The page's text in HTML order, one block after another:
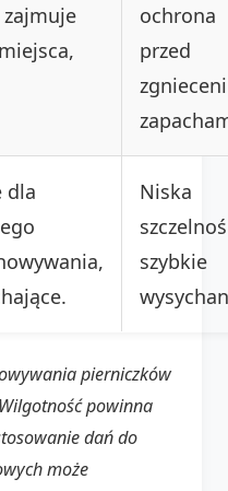
zajmuje
ochrona
przed
dla
Niska
szybkie
pierniczków
powinna
dań do
może